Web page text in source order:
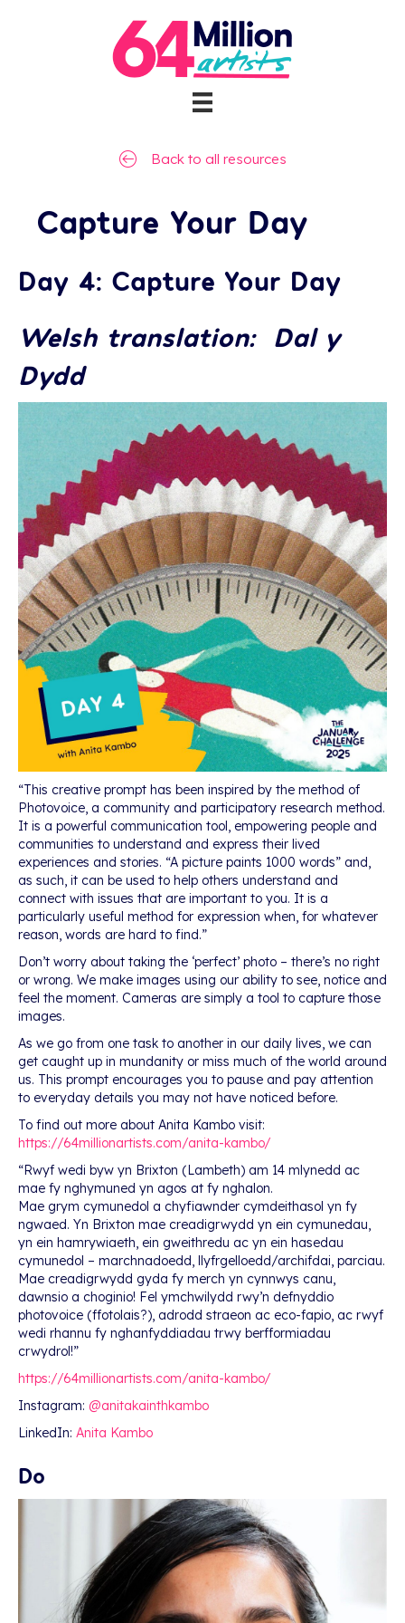
Back to all resources
Capture Your Day
Day 4: Capture Your Day
Welsh translation: Dal y
Dydd
“This creative prompt has been inspired by the method of
Photovoice, a community and participatory research method.
It is a powerful communication tool, empowering people and
communities to understand and express their lived
experiences and stories. “A picture paints 1000 words” and,
as such, it can be used to help others understand and
connect with issues that are important to you. It is a
particularly useful method for expression when, for whatever
reason, words are hard to find.”
Don’t worry about taking the ‘perfect’ photo – there’s no right
or wrong. We make images using our ability to see, notice and
feel the moment. Cameras are simply a tool to capture those
images.
As we go from one task to another in our daily lives, we can
get caught up in mundanity or miss much of the world around
us. This prompt encourages you to pause and pay attention
to everyday details you may not have noticed before.
To find out more about Anita Kambo visit:
https://64millionartists.com/anita-kambo/
“Rwyf wedi byw yn Brixton (Lambeth) am 14 mlynedd ac
mae fy nghymuned yn agos at fy nghalon.
Mae grym cymunedol a chyfiawnder cymdeithasol yn fy
ngwaed. Yn Brixton mae creadigrwydd yn ein cymunedau,
yn ein hamrywiaeth, ein gweithredu ac yn ein hasedau
cymunedol – marchnadoedd, llyfrgelloedd/archifdai, parciau.
Mae creadigrwydd gyda fy merch yn cynnwys canu,
dawnsio a choginio! Fel ymchwilydd rwy’n defnyddio
photovoice (ffotolais?), adrodd straeon ac eco-fapio, ac rwyf
wedi rhannu fy nghanfyddiadau trwy berfformiadau
crwydrol!”
https://64millionartists.com/anita-kambo/
Instagram: @anitakainthkambo
LinkedIn: Anita Kambo
Do